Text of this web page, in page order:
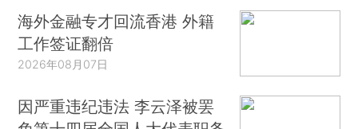
海外金融专才回流香港 外籍
工作签证翻倍
2026年08月07日
因严重违纪违法 李云泽被罢